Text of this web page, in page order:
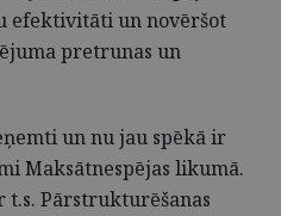
efektivitāti un novēršot
pretrunas un
un nu jau spēkā ir
Maksātnespējas likumā.
Pārstrukturēšanas